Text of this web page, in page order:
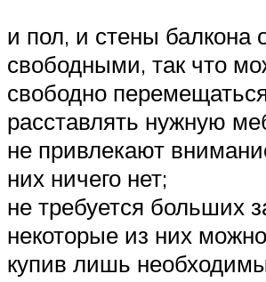
и пол, и стены балкона
свободными, так что
свободно
расставлять нужную
не привлекают
них ничего нет;
не требуется больших
некоторые из них
купив лишь